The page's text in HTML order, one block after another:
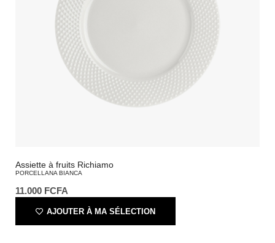
Assiette à fruits Richiamo
PORCELLANA BIANCA
11.000 FCFA
AJOUTER À MA SÉLECTION